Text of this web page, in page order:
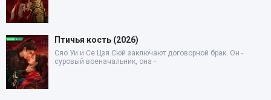
Птичья кость (2026)
Сяо Уи и Се Цзя Сюй заключают договорной брак. Он -
суровый военачальник, она -